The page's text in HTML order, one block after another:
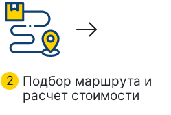
2
Подбор маршрута и
расчет стоимости